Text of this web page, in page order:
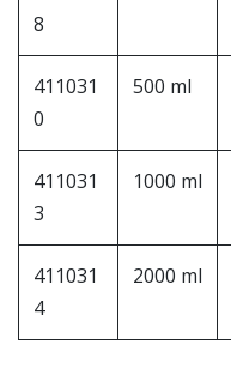
8
411031
0
500 ml
411031
3
1000 ml
411031
4
2000 ml